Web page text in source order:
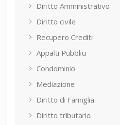
Diritto Amministrativo
Diritto civile
Recupero Crediti
Appalti Pubblici
Condominio
Mediazione
Diritto di Famiglia
Diritto tributario